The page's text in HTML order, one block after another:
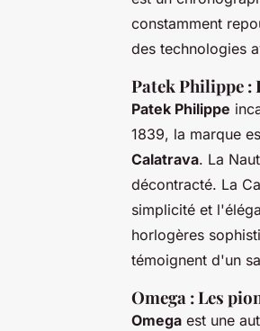
constamment
des technologies
Patek Philippe :
Patek Philippe
1839, la marque
Calatrava. La
décontracté. La
simplicité et
horlogères
témoignent d'un
Omega : Les
Omega est une